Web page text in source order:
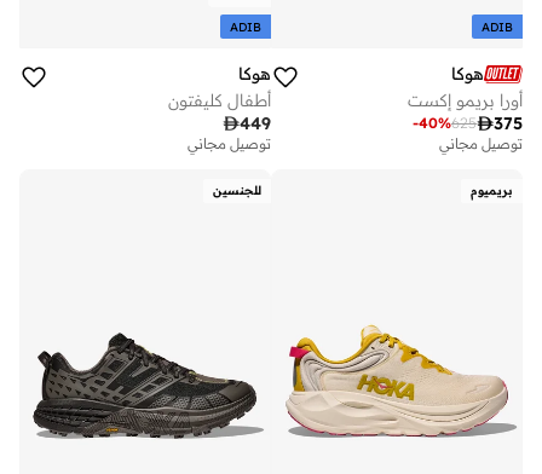
ADIB
هوكا
أورا بريمو إكست
375
625
-40%
توصيل مجاني
ADIB
هوكا
أطفال كليفتون
449
توصيل مجاني
بريميوم للجنسين